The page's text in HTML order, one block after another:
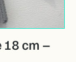
18 cm –